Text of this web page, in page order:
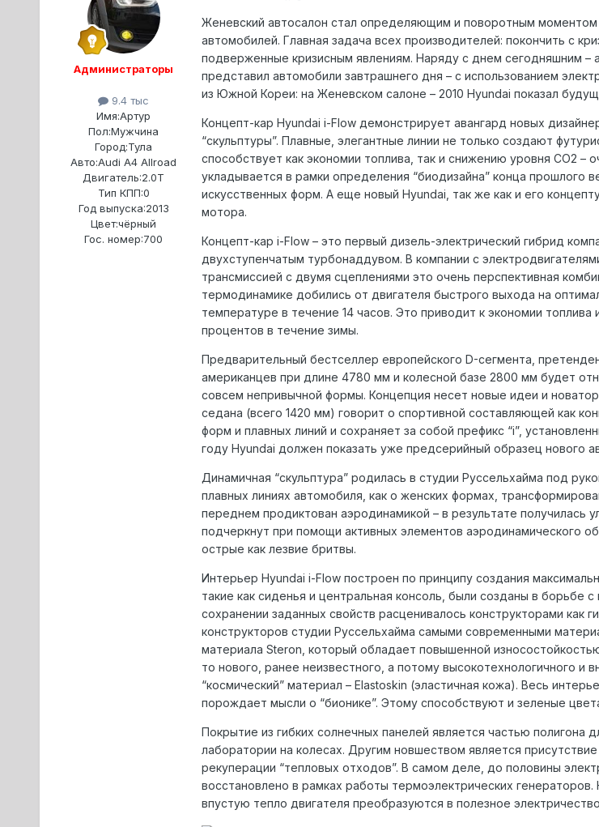
Администраторы
9.4 тыс
Имя:Артур
Пол:Мужчина
Город:Тула
Авто:Audi A4 Allroad
Двигатель:2.0T
Тип КПП:0
Год выпуска:2013
Цвет:чёрный
Гос. номер:700
Женевский автосалон стал определяющим и поворотным
автомобилей. Главная задача всех производителей: покончить с
подверженные кризисным явлениям. Наряду с днем сегодняшним
представил автомобили завтрашнего дня – с использованием
из Южной Кореи: на Женевском салоне – 2010 Hyundai показал
Концепт-кар Hyundai i-Flow демонстрирует авангард новых
“скульптуры”. Плавные, элегантные линии не только создают
способствует как экономии топлива, так и снижению уровня СО2
укладывается в рамки определения “биодизайна” конца прошлого
искусственных форм. А еще новый Hyundai, так же как и его
мотора.
Концепт-кар i-Flow – это первый дизель-электрический гибрид
двухступенчатым турбонаддувом. В компании с
трансмиссией с двумя сцеплениями это очень перспективная
термодинамике добились от двигателя быстрого выхода на
температуре в течение 14 часов. Это приводит к экономии
процентов в течение зимы.
Предварительный бестселлер европейского D-сегмента,
американцев при длине 4780 мм и колесной базе 2800 мм будет
совсем непривычной формы. Концепция несет новые идеи и
седана (всего 1420 мм) говорит о спортивной составляющей как
форм и плавных линий и сохраняет за собой префикс “i”,
году Hyundai должен показать уже предсерийный образец нового
Динамичная “скульптура” родилась в студии Руссельхайма под
плавных линиях автомобиля, как о женских формах,
переднем продиктован аэродинамикой – в результате
подчеркнут при помощи активных элементов аэродинамического
острые как лезвие бритвы.
Интерьер Hyundai i-Flow построен по принципу создания
такие как сиденья и центральная консоль, были созданы в
сохранении заданных свойств расценивалось конструкторами как
конструкторов студии Руссельхайма самыми современными
материала Steron, который обладает повышенной
то нового, ранее неизвестного, а потому высокотехнологичного и
“космический” материал – Elastoskin (эластичная кожа). Весь
порождает мысли о “бионике”. Этому способствуют и зеленые
Покрытие из гибких солнечных панелей является частью полигона
лаборатории на колесах. Другим новшеством является
рекуперации “тепловых отходов”. В самом деле, до половины
восстановлено в рамках работы термоэлектрических
впустую тепло двигателя преобразуются в полезное